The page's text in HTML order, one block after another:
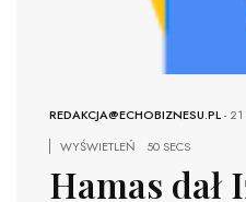
REDAKCJA@ECHOBIZNESU.PL-21
WYŚWIETLEŃ
50 SECS
Hamas dał